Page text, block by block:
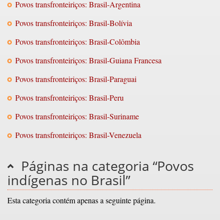
Povos transfronteiriços: Brasil-Argentina
Povos transfronteiriços: Brasil-Bolívia
Povos transfronteiriços: Brasil-Colômbia
Povos transfronteiriços: Brasil-Guiana Francesa
Povos transfronteiriços: Brasil-Paraguai
Povos transfronteiriços: Brasil-Peru
Povos transfronteiriços: Brasil-Suriname
Povos transfronteiriços: Brasil-Venezuela
Páginas na categoria “Povos
indígenas no Brasil”
Esta categoria contém apenas a seguinte página.